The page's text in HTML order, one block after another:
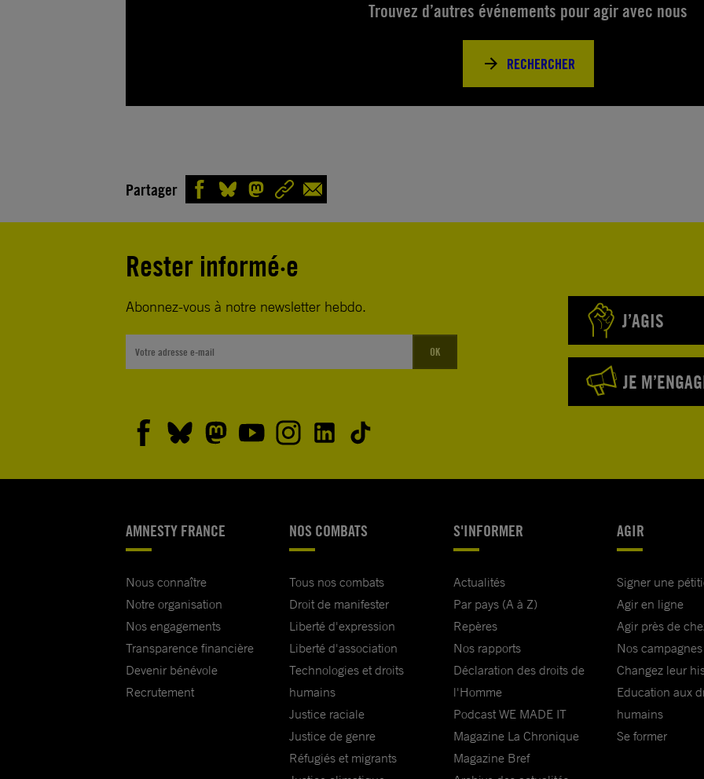
Trouvez d’autres événements pour agir avec nous
RECHERCHER
Partager
Rester informé·e
Abonnez-vous à notre newsletter hebdo.
OK
J’AGIS
JE
AMNESTY FRANCE
Nous connaître
Notre organisation
Nos engagements
Transparence financière
Devenir bénévole
Recrutement
NOS COMBATS
Tous nos combats
Droit de manifester
Liberté d'expression
Liberté d'association
Technologies et droits
humains
Justice raciale
Justice de genre
Réfugiés et migrants
S'INFORMER
Actualités
Par pays (A à Z)
Repères
Nos rapports
Déclaration des droits de
l'Homme
Podcast WE MADE IT
Magazine La Chronique
Magazine Bref
AGIR
Signer une
Agir en ligne
Agir près de
Nos campagnes
Changez leur
Education aux
humains
Se former